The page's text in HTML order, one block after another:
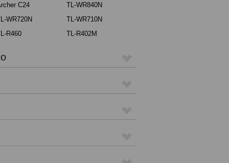
C24
TL-WR840N
WR720N
TL-WR710N
R460 TL-R402M